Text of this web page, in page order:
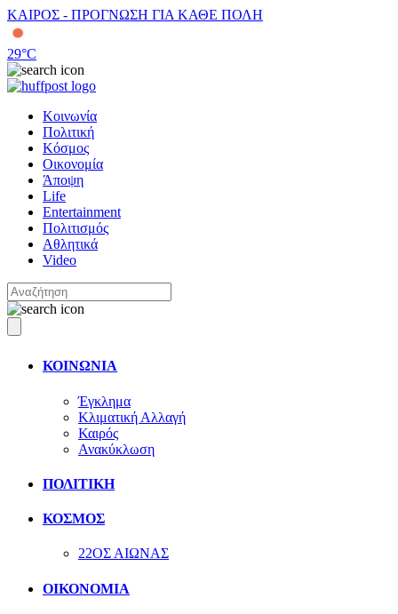
ΚΑΙΡΟΣ - ΠΡΟΓΝΩΣΗ ΓΙΑ ΚΑΘΕ ΠΟΛΗ
29°C
Κοινωνία
Πολιτική
Κόσμος
Οικονομία
Άποψη
Life
Entertainment
Πολιτισμός
Αθλητικά
Video
ΚΟΙΝΩΝΙΑ
Έγκλημα
Κλιματική Αλλαγή
Καιρός
Ανακύκλωση
ΠΟΛΙΤΙΚΗ
ΚΟΣΜΟΣ
22ΟΣ ΑΙΩΝΑΣ
ΟΙΚΟΝΟΜΙΑ